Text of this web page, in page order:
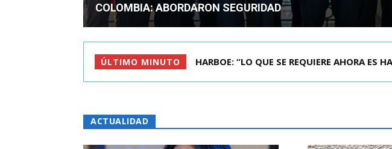
COLOMBIA: ABORDARON SEGURIDAD
ÚLTIMO MINUTO BIMINISTRO MAS POR IPC: “LA ECONOMÍA
ACTUALIDAD